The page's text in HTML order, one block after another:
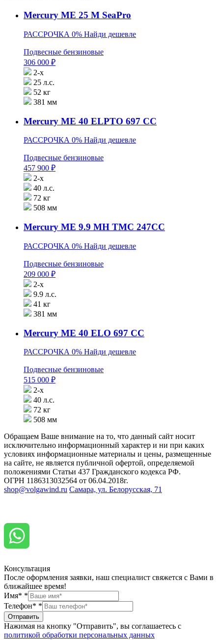
Mercury ME 25 M SeaPro
РАССРОЧКА 0% Найди дешевле
Подвесные бензиновые
306 000 ₽
2-х
25 л.с.
52 кг
381 мм
Mercury ME 40 ELPTO 697 CC
РАССРОЧКА 0% Найди дешевле
Подвесные бензиновые
457 900 ₽
2-х
40 л.с.
72 кг
508 мм
Mercury ME 9.9 MH TMC 247CC
РАССРОЧКА 0% Найди дешевле
Подвесные бензиновые
209 000 ₽
2-х
9.9 л.с.
41 кг
381 мм
Mercury ME 40 ELO 697 CC
РАССРОЧКА 0% Найди дешевле
Подвесные бензиновые
515 000 ₽
2-х
40 л.с.
72 кг
508 мм
Обращаем Ваше внимание на то, что данный сайт носит
исключительно информационный характер и ни при каких
условиях информационные материалы и цены, размещенные
на сайте, не является публичной офертой, определяемой
положениями Статьи 437 Гражданского кодекса РФ.
ОГРН 1186313032564 от 06.04.2018г.
shop@volgawind.ru Самара, ул. Белорусская, 71
Консультация
После оформления заявки, наш специалист свяжется с Вами в
ближайшее время!
Имя* *
Телефон* *
Отправить
Нажимая на кнопку "Отправить", вы соглашаетесь с
политикой обработки персональных данных